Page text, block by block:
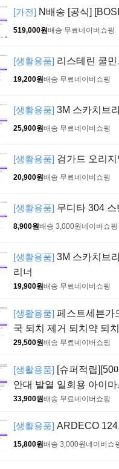
[가전] N배송 [공식]
519,000원배송 무료네이버쇼핑
[생활용품] 리스테린 쿨
19,200원배송 무료네이버쇼핑
[생활용품] 3M 스카치브
25,900원배송 무료네이버쇼핑
[생활용품] 검가드 오리
20,900원배송 무료네이버쇼핑
[생활용품] 무디타 304
8,900원배송 3,000원네이버쇼핑
[생활용품] 3M 스카치브
리너
19,900원배송 무료네이버쇼핑
[생활용품] 페스트세븐가
국 퇴치 제거 퇴치약 퇴
29,500원배송 무료네이버쇼핑
[생활용품] [슈퍼적립][50
안대 발열 일회용 아이마
33,900원배송 무료네이버쇼핑
[생활용품] ARDECO
15,800원배송 3,000원네이버쇼